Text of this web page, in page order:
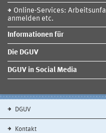
Online-Services:
anmelden etc.
Informationen für
Die DGUV
DGUV in Social Media
DGUV
Kontakt